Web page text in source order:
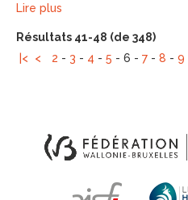
Lire plus
Résultats 41-48 (de 348)
|<
< 2 - 3 - 4 - 5 - 6 - 7 - 8 - 9